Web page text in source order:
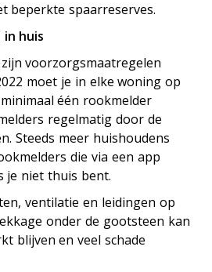
beperkte spaarreserves.
huis
voorzorgsmaatregelen
moet je in elke woning op
één rookmelder
regelmatig door de
Steeds meer huishoudens
die via een app
je niet thuis bent.
ventilatie en leidingen op
onder de gootsteen kan
blijven en veel schade